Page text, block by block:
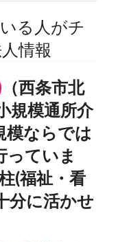
る人がチ
情報
（西条市北
規模通所介
模ならでは
っていま
(福祉・看
分に活かせ